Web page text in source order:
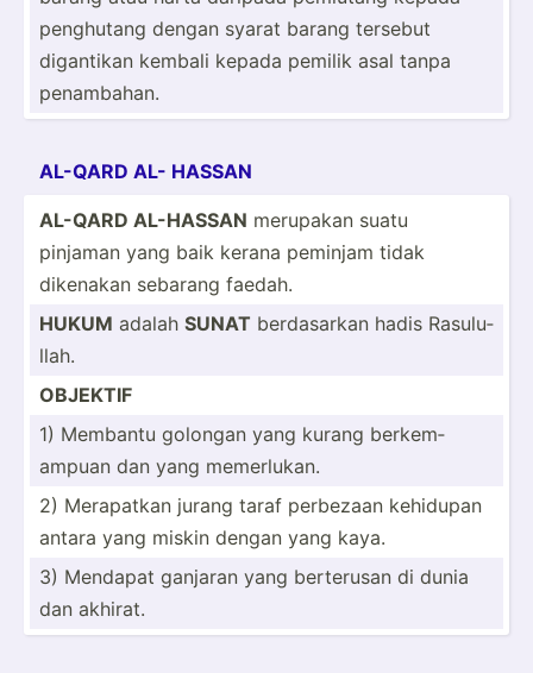
penghutang dengan syarat barang tersebut
digantikan kembali kepada pemilik asal tanpa
penamb­ahan.
AL-QARD AL- HASSAN
AL-QARD AL-HASSAN merupakan suatu
pinjaman yang baik kerana peminjam tidak
dikenakan sebarang faedah.
HUKUM adalah SUNAT berdas­arkan hadis Rasulu­
llah.
OBJEKTIF
1) Membantu golongan yang kurang berkem­­
ampuan dan yang memerl­­ukan.
2) Merapatkan jurang taraf perbezaan kehidupan
antara yang miskin dengan yang kaya.
3) Mendapat ganjaran yang berterusan di dunia
dan akhirat.